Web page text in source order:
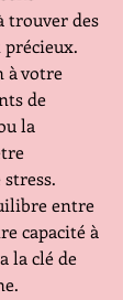
trouver des
à votre
de
la
entre
capacité à
la clé de